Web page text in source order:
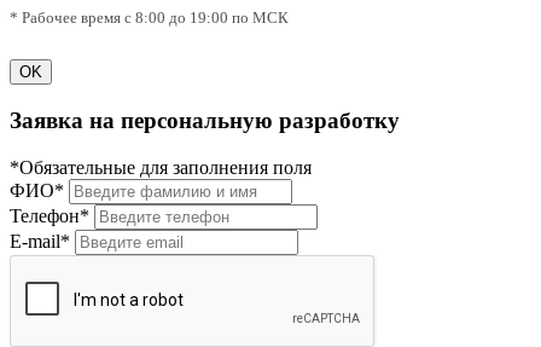
* Рабочее время с 8:00 до 19:00 по МСК
OK
Заявка на персональную разработку
*Обязательные для заполнения поля
ФИО*
Телефон*
E-mail*